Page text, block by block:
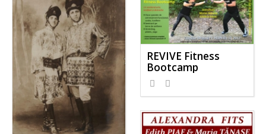
REVIVE Fitness
Bootcamp